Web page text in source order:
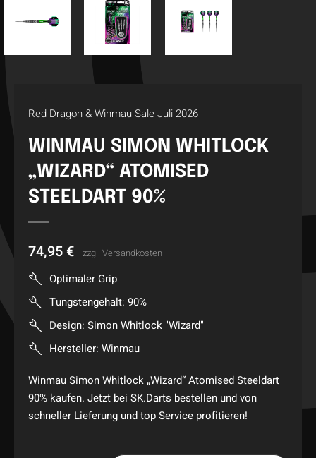
Red Dragon & Winmau Sale Juli 2026
WINMAU SIMON WHITLOCK
„WIZARD“ ATOMISED
STEELDART 90%
74,95 € zzgl. Versandkosten
Optimaler Grip
Tungstengehalt: 90%
Design: Simon Whitlock "Wizard"
Hersteller: Winmau
Winmau Simon Whitlock „Wizard“ Atomised Steeldart
90% kaufen. Jetzt bei SK.Darts bestellen und von
schneller Lieferung und top Service profitieren!